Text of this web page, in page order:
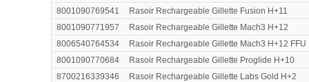
8001090769541
Rasoir Rechargeable Gillette Fusion H+11
8001090771957
Rasoir Rechargeable Gillette Mach3 H+12
8006540764534
Rasoir Rechargeable Gillette Mach3 H+12 FFU
8001090770684
Rasoir Rechargeable Gillette Proglide H+10
8700216339346
Rasoir Rechargeable Gillette Labs Gold H+2